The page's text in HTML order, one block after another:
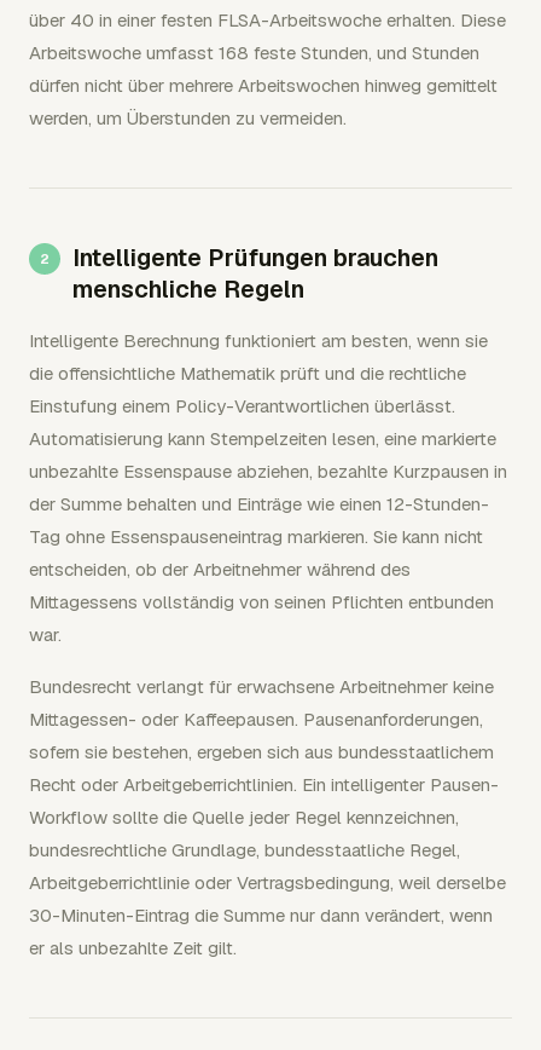
über 40 in einer festen FLSA-Arbeitswoche erhalten. Diese
Arbeitswoche umfasst 168 feste Stunden, und Stunden
dürfen nicht über mehrere Arbeitswochen hinweg gemittelt
werden, um Überstunden zu vermeiden.
Intelligente Prüfungen brauchen
menschliche Regeln
Intelligente Berechnung funktioniert am besten, wenn sie
die offensichtliche Mathematik prüft und die rechtliche
Einstufung einem Policy-Verantwortlichen überlässt.
Automatisierung kann Stempelzeiten lesen, eine markierte
unbezahlte Essenspause abziehen, bezahlte Kurzpausen in
der Summe behalten und Einträge wie einen 12-Stunden-
Tag ohne Essenspauseneintrag markieren. Sie kann nicht
entscheiden, ob der Arbeitnehmer während des
Mittagessens vollständig von seinen Pflichten entbunden
war.
Bundesrecht verlangt für erwachsene Arbeitnehmer keine
Mittagessen- oder Kaffeepausen. Pausenanforderungen,
sofern sie bestehen, ergeben sich aus bundesstaatlichem
Recht oder Arbeitgeberrichtlinien. Ein intelligenter Pausen-
Workflow sollte die Quelle jeder Regel kennzeichnen,
bundesrechtliche Grundlage, bundesstaatliche Regel,
Arbeitgeberrichtlinie oder Vertragsbedingung, weil derselbe
30-Minuten-Eintrag die Summe nur dann verändert, wenn
er als unbezahlte Zeit gilt.